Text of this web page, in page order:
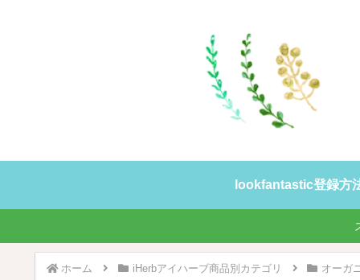
lookfantastic登録方
ホーム iHerbアイハーブ商品別カテゴリ オーガ